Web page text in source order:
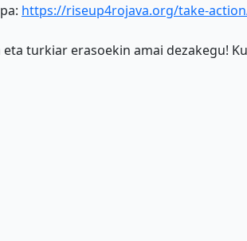
https://riseup4rojava.org/take-
turkiar erasoekin amai dezakegu!